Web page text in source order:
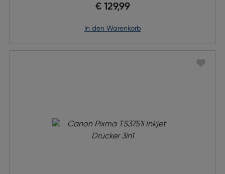
€ 129,99
in den Warenkorb